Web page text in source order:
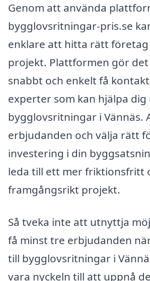
Genom att använda
bygglovsritningar-pris.se
enklare att hitta rätt
projekt. Plattformen gör
snabbt och enkelt få
experter som kan hjälpa dig
bygglovsritningar i Vännäs.
erbjudanden och välja rätt
investering i din
leda till ett mer friktionsfritt
framgångsrikt projekt.
Så tveka inte att utnyttja
få minst tre erbjudanden
till bygglovsritningar i
vara nyckeln till att uppnå